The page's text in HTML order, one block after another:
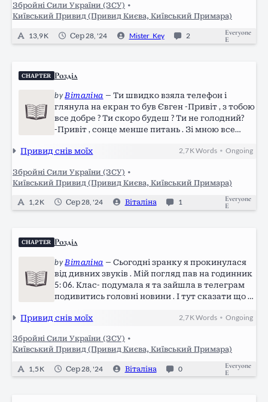
Збройні Сили України (ЗСУ) •
Київський Привид (Привид Києва, Київський Примара)
13,9 K Сер 28, '24 Mister_Key 2
Everyone
E
CHAPTER Розділ
byВіталіна — Ти швидко взяла телефон і
глянула на екран то був Євген -Привіт , з тобою
все добре ? Ти скоро будеш ? Ти не голодний?
-Привіт , сонце менше питань . Зі мною все
зайняті . Як ти там ? В тебе все добре ? -Так я
Привид снів моїх 2,7 KWords •Ongoing
Збройні Сили України (ЗСУ) •
Київський Привид (Привид Києва, Київський Примара)
1,2 K Сер 28, '24 Віталіна 1
Everyone
E
CHAPTER Розділ
byВіталіна — Сьогодні зранку я прокинулася
від дивних звуків . Мій погляд пав на годинник
5: 06. Клас- подумала я та зайшла в телеграм
подивитись головні новини . І тут сказати що я
бомбити .Ні перелякалася я не так за себе як за
Привид снів моїх 2,7 KWords •Ongoing
Збройні Сили України (ЗСУ) •
Київський Привид (Привид Києва, Київський Примара)
1,5 K Сер 28, '24 Віталіна 0
Everyone
E